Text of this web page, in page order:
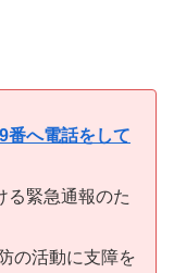
番へ電話をして
る緊急通報のた
の活動に支障を